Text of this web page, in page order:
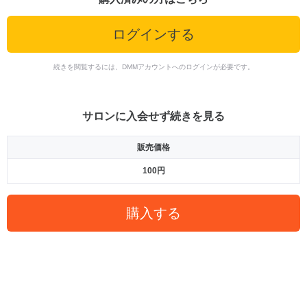
ログインする
続きを閲覧するには、DMMアカウントへのログインが必要です。
サロンに入会せず続きを見る
販売価格
100円
購入する